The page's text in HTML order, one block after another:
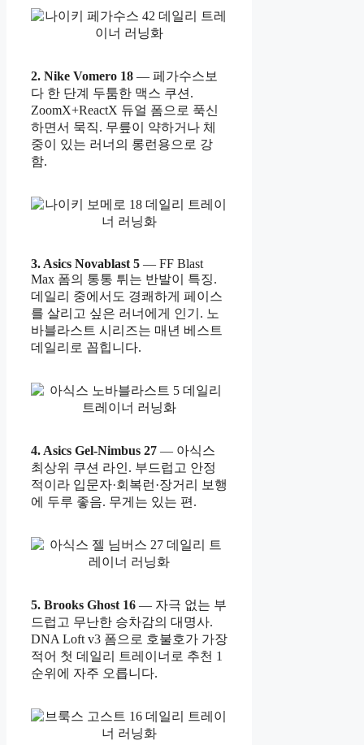
2. Nike Vomero 18 — 페가수스보
다 한 단계 두툼한 맥스 쿠션.
ZoomX+ReactX 듀얼 폼으로 푹신
하면서 묵직. 무릎이 약하거나 체
중이 있는 러너의 롱런용으로 강
함.
3. Asics Novablast 5 — FF Blast
Max 폼의 통통 튀는 반발이 특징.
데일리 중에서도 경쾌하게 페이스
를 살리고 싶은 러너에게 인기. 노
바블라스트 시리즈는 매년 베스트
데일리로 꼽힙니다.
4. Asics Gel-Nimbus 27 — 아식스
최상위 쿠션 라인. 부드럽고 안정
적이라 입문자·회복런·장거리 보행
에 두루 좋음. 무게는 있는 편.
5. Brooks Ghost 16 — 자극 없는 부
드럽고 무난한 승차감의 대명사.
DNA Loft v3 폼으로 호불호가 가장
적어 첫 데일리 트레이너로 추천 1
순위에 자주 오릅니다.